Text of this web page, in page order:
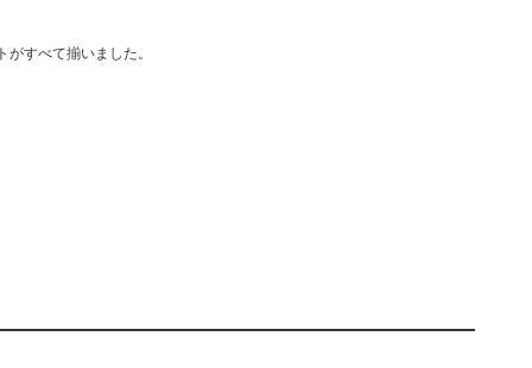
すべて揃いました。